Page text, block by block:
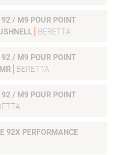
POINT
BERETTA
/ M9 POUR POINT
BERETTA
/ M9 POUR POINT
92X PERFORMANCE